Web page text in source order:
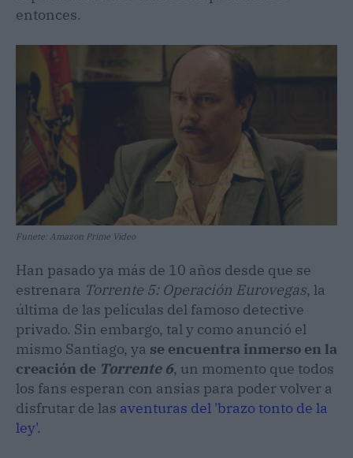
entonces.
Funete: Amazon Prime Video
Han pasado ya más de 10 años desde que se
estrenara Torrente 5: Operación Eurovegas, la
última de las películas del famoso detective
privado. Sin embargo, tal y como anunció el
mismo Santiago, ya se encuentra inmerso en la
creación de Torrente 6, un momento que todos
los fans esperan con ansias para poder volver a
disfrutar de las aventuras del 'brazo tonto de la
ley'.